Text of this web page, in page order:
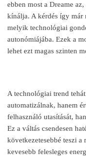
ebben most a Dreame
kínálja. A kérdés így már
melyik technológiai
autonómiájába. Ezek a
lehet ezt magas szinten
A technológiai trend
automatizálnak, hanem
felhasználó utasítását,
Ez a váltás csendesen
következetesebbé teszi
kevesebb felesleges